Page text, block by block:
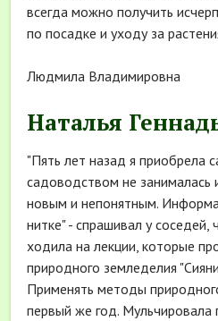
всегда можно получить
по посадке и уходу за
Людмила Владимировна
Наталья
"Пять лет назад я приобрела
садоводством не занималась
новым и непонятным.
нитке" - спрашивал у соседей,
ходила на лекции, которые
природного земледелия
Применять методы
первый же год. Мульчировала